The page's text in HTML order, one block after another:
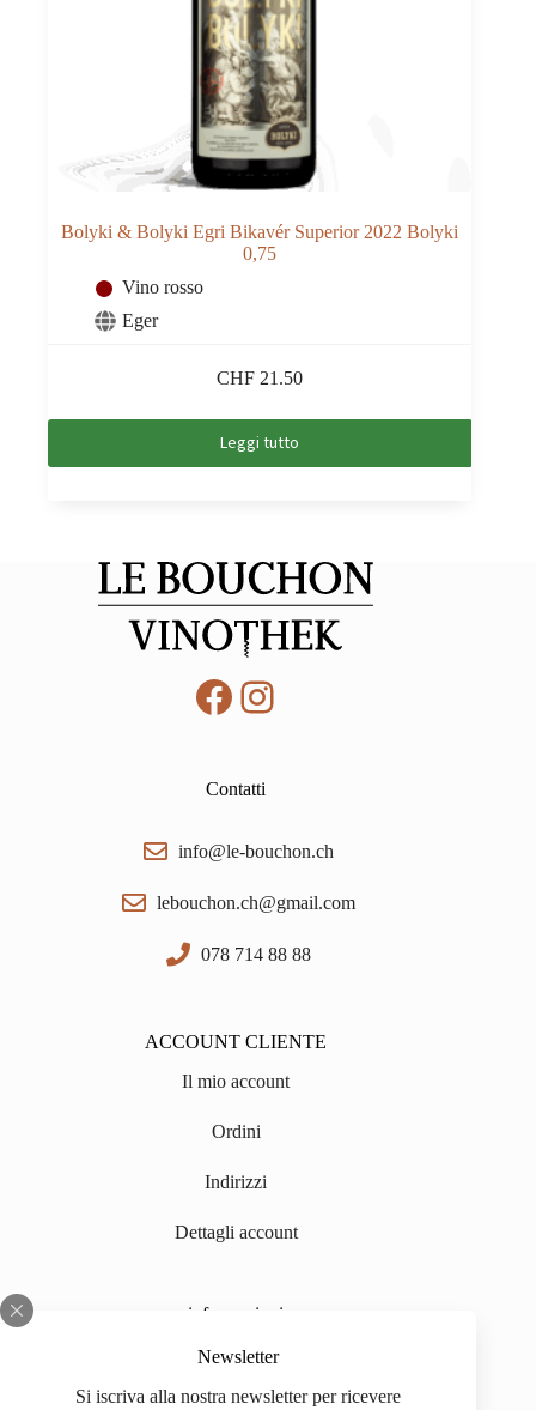
Newsletter
Si iscriva alla nostra newsletter per ricevere
Bolyki & Bolyki Egri Bikavér Superior 2022 Bolyki
0,75
Vino rosso
Eger
CHF 21.50
Leggi tutto
Facebook
Instagram
Contatti
info@le-bouchon.ch
lebouchon.ch@gmail.com
078 714 88 88
ACCOUNT CLIENTE
Il mio account
Ordini
Indirizzi
Dettagli account
informazioni
Chi siamo
Impressum